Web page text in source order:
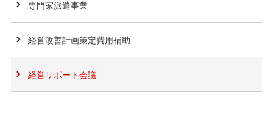
専門家派遣事業
経営改善計画策定費用補助
経営サポート会議